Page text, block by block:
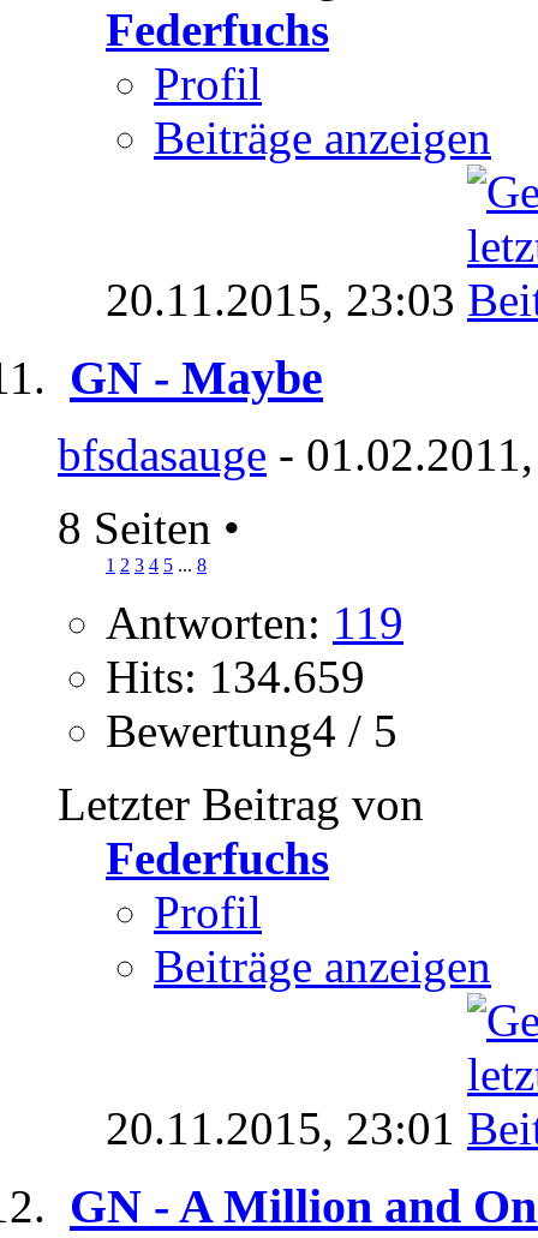
Federfuchs
Profil
Beiträge anzeigen
20.11.2015, 23:03
GN - Maybe
bfsdasauge -
8 Seiten •
1 2 3 4 5 ... 8
Antworten: 119
Hits: 134.659
Bewertung4 / 5
Letzter Beitrag von
Federfuchs
Profil
Beiträge anzeigen
20.11.2015, 23:01
GN - A Million and